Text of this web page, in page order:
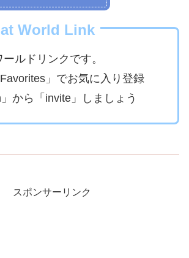
World Link
ルドリンクです。
」でお気に入り登録
」から「invite」しましょう
スポンサーリンク